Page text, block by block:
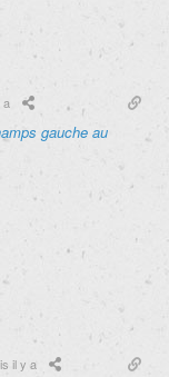
gauche au
il y a